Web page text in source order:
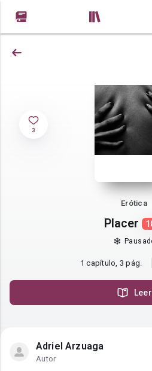
3
Erótica
Placer
1 capítulo, 3 pág.
Leer
Adriel Arzuaga
Autor